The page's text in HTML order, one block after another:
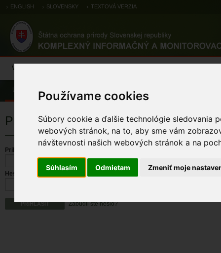
Používame cookies
Súbory cookie a ďalšie technológie sledovania
webových stránok, na to, aby sme vám
návštevnosti našich webových stránok a na
Súhlasím Odmietam Zmeniť moje
ENGLISH SLOVENSKY TEXTOVÁ VERZIA
Výsledky monitoringu
Úvod
Prihlásenie
Prihlasovacie meno
Heslo
Zabudli ste heslo?